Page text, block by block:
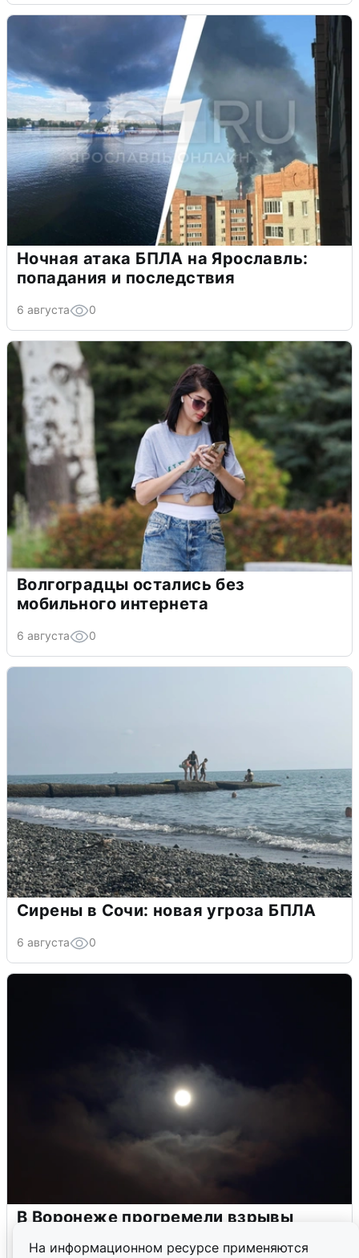
На информационном ресурсе применяются
Ночная атака БПЛА на Ярославль:
попадания и последствия
6 августа 0
Волгоградцы остались без
мобильного интернета
6 августа 0
Сирены в Сочи: новая угроза БПЛА
6 августа 0
В Воронеже прогремели взрывы